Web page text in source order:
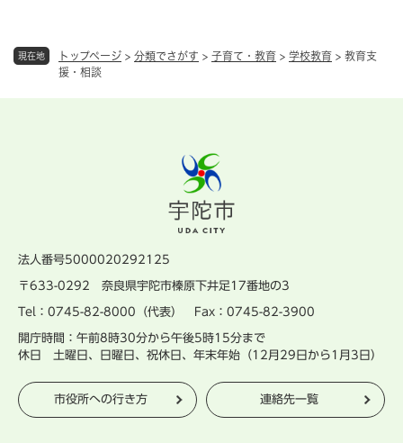
現在地 トップページ > 分類でさがす > 子育て・教育 > 学校教育 > 教育支
援・相談
法人番号5000020292125
〒633-0292 奈良県宇陀市榛原下井足17番地の3
Tel：0745-82-8000（代表） Fax：0745-82-3900
開庁時間：午前8時30分から午後5時15分まで
休日 土曜日、日曜日、祝休日、年末年始（12月29日から1月3日）
市役所への行き方 連絡先一覧